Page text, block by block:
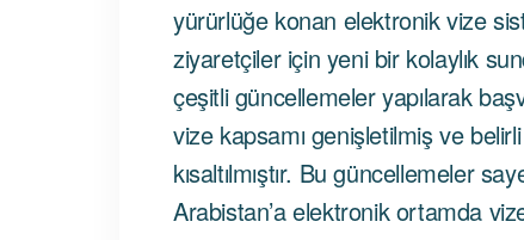
yürürlüğe konan elektronik vize
ziyaretçiler için yeni bir kolaylık
çeşitli güncellemeler yapılarak
vize kapsamı genişletilmiş ve
kısaltılmıştır. Bu güncellemeler
Arabistan’a elektronik ortamda